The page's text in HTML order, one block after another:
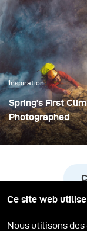
Inspiration
Spring’s First
Photographed
For adventure
combining the
uncontrolled
challenges of
Ce site web
Nous utilisons